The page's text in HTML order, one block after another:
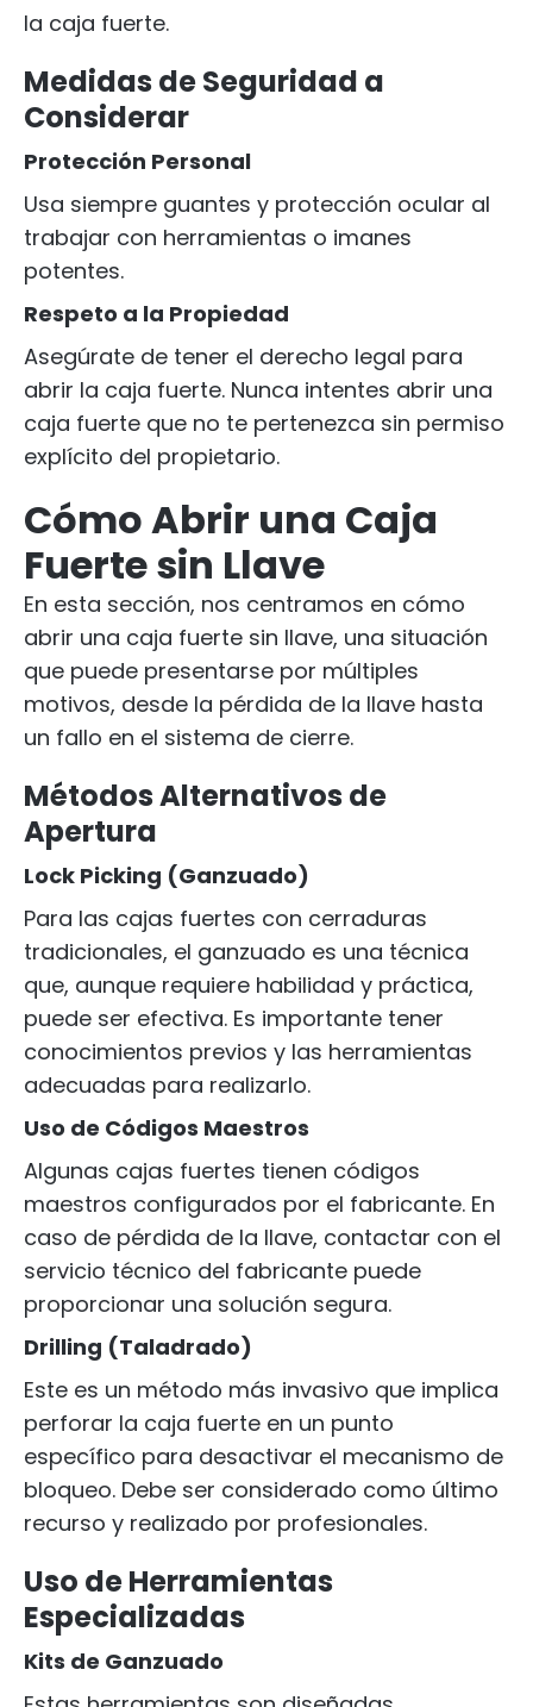
la caja fuerte.
Medidas de Seguridad a
Considerar
Protección Personal
Usa siempre guantes y protección ocular al
trabajar con herramientas o imanes
potentes.
Respeto a la Propiedad
Asegúrate de tener el derecho legal para
abrir la caja fuerte. Nunca intentes abrir una
caja fuerte que no te pertenezca sin permiso
explícito del propietario.
Cómo Abrir una Caja
Fuerte sin Llave
En esta sección, nos centramos en cómo
abrir una caja fuerte sin llave, una situación
que puede presentarse por múltiples
motivos, desde la pérdida de la llave hasta
un fallo en el sistema de cierre.
Métodos Alternativos de
Apertura
Lock Picking (Ganzuado)
Para las cajas fuertes con cerraduras
tradicionales, el ganzuado es una técnica
que, aunque requiere habilidad y práctica,
puede ser efectiva. Es importante tener
conocimientos previos y las herramientas
adecuadas para realizarlo.
Uso de Códigos Maestros
Algunas cajas fuertes tienen códigos
maestros configurados por el fabricante. En
caso de pérdida de la llave, contactar con el
servicio técnico del fabricante puede
proporcionar una solución segura.
Drilling (Taladrado)
Este es un método más invasivo que implica
perforar la caja fuerte en un punto
específico para desactivar el mecanismo de
bloqueo. Debe ser considerado como último
recurso y realizado por profesionales.
Uso de Herramientas
Especializadas
Kits de Ganzuado